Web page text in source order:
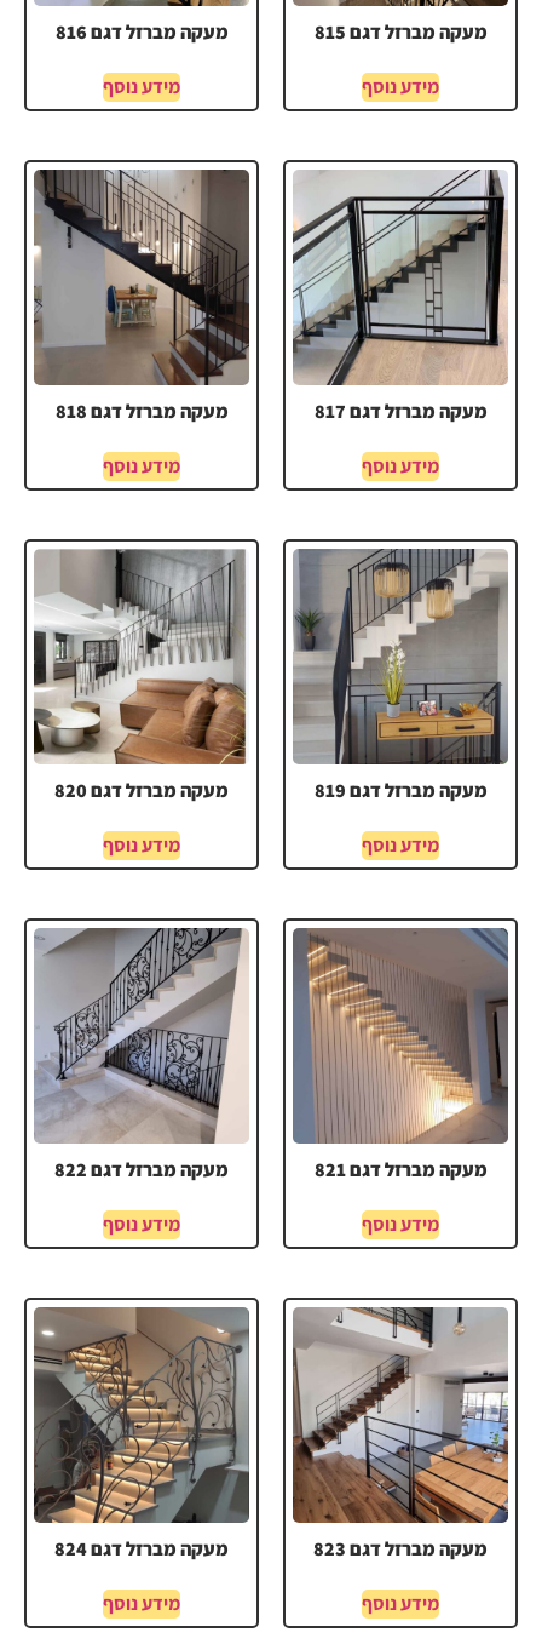
מעקה מברזל דגם 815
מידע נוסף
מעקה מברזל דגם 816
מידע נוסף
מעקה מברזל דגם 817
מידע נוסף
מעקה מברזל דגם 818
מידע נוסף
מעקה מברזל דגם 819
מידע נוסף
מעקה מברזל דגם 820
מידע נוסף
מעקה מברזל דגם 821
מידע נוסף
מעקה מברזל דגם 822
מידע נוסף
מעקה מברזל דגם 823
מידע נוסף
מעקה מברזל דגם 824
מידע נוסף